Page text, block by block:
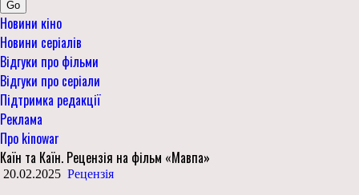
Go
Новини кіно
Новини серіалів
Відгуки про фільми
Відгуки про серіали
Підтримка редакції
Реклама
Про kinowar
Каїн та Каїн. Рецензія на фільм «Мавпа»
20.02.2025 Рецензія